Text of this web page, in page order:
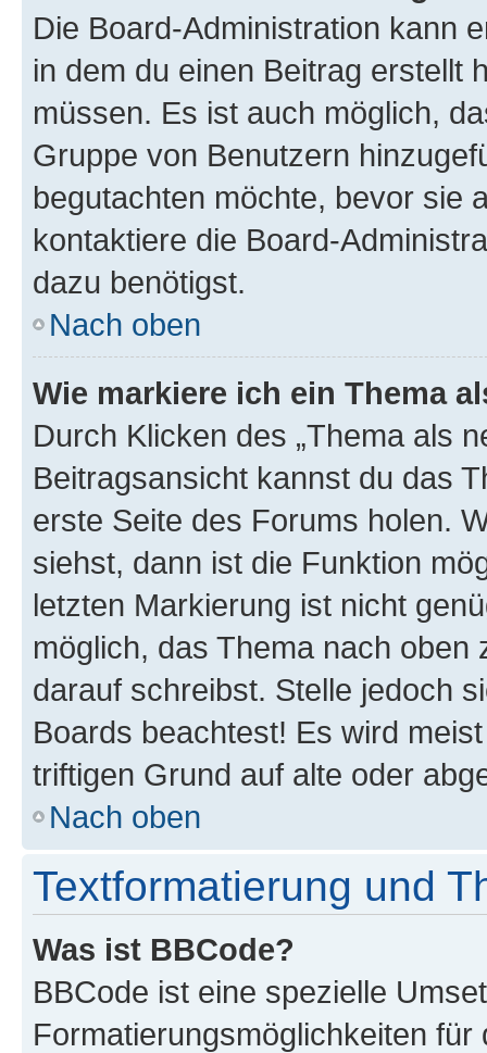
Die Board-Administration kann
in dem du einen Beitrag erstellt
müssen. Es ist auch möglich,
Gruppe von Benutzern
begutachten möchte, bevor sie
kontaktiere die Board-
dazu benötigst.
Nach oben
Wie markiere ich ein Thema
Durch Klicken des „Thema als
Beitragsansicht kannst du das
erste Seite des Forums holen.
siehst, dann ist die Funktion
letzten Markierung ist nicht
möglich, das Thema nach oben
darauf schreibst. Stelle jedoch
Boards beachtest! Es wird
triftigen Grund auf alte oder
Nach oben
Textformatierung und
Was ist BBCode?
BBCode ist eine spezielle
Formatierungsmöglichkeiten